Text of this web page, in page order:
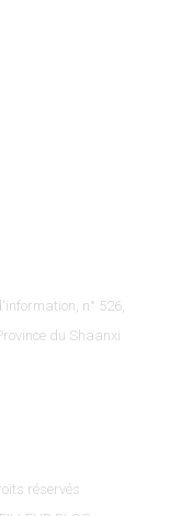
n° 526,
du Shaanxi
réservés